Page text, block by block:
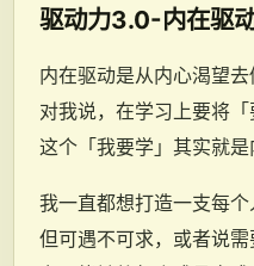
驱动力3.0-内在驱
内在驱动是从内心渴望
对我说，在学习上要将「
这个「我要学」其实就是
我一直都想打造一支每个
但可遇不可求，或者说